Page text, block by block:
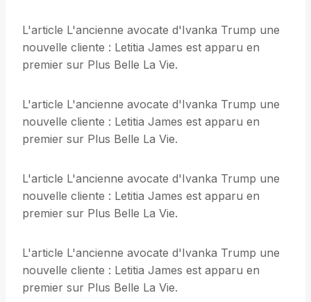
L'article L'ancienne avocate d'Ivanka Trump une
nouvelle cliente : Letitia James est apparu en
premier sur Plus Belle La Vie.
L'article L'ancienne avocate d'Ivanka Trump une
nouvelle cliente : Letitia James est apparu en
premier sur Plus Belle La Vie.
L'article L'ancienne avocate d'Ivanka Trump une
nouvelle cliente : Letitia James est apparu en
premier sur Plus Belle La Vie.
L'article L'ancienne avocate d'Ivanka Trump une
nouvelle cliente : Letitia James est apparu en
premier sur Plus Belle La Vie.